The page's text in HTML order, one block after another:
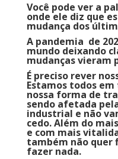
Você pode ver a
onde ele diz que
mudança dos
A pandemia de
mundo deixando
mudanças vieram
É preciso rever
Estamos todos
nossa forma de
sendo afetada
industrial e não
cedo. Além do
e com mais
também não quer
fazer nada.